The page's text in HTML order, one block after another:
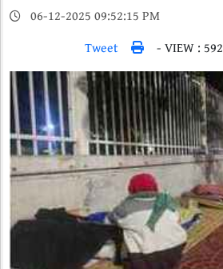
06-12-2025 09:52:15 PM
Tweet
- VIEW : 592